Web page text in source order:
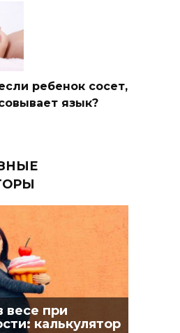
ребенок сосет,
язык?
весе при
калькулятор